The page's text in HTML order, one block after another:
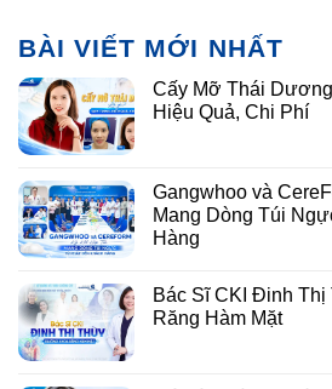
BÀI VIẾT MỚI NHẤT
Cấy Mỡ Thái
Hiệu Quả, Chi Phí
Gangwhoo và
Mang Dòng Túi
Hàng
Bác Sĩ CKI Đinh
Răng Hàm Mặt